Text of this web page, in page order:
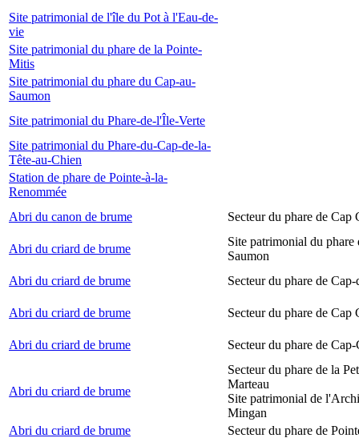
Site patrimonial de l'île du Pot à l'Eau-de-
vie
Site patrimonial du phare de la Pointe-
Mitis
Site patrimonial du phare du Cap-au-
Saumon
Site patrimonial du Phare-de-l'Île-Verte
Site patrimonial du Phare-du-Cap-de-la-
Tête-au-Chien
Station de phare de Pointe-à-la-
Renommée
Abri du canon de brume
Secteur du phare de Cap
Abri du criard de brume
Site patrimonial du phare
Saumon
Abri du criard de brume
Secteur du phare de Cap-
Abri du criard de brume Secteur du phare de Cap
Abri du criard de brume Secteur du phare de Cap-
Abri du criard de brume
Secteur du phare de la
Marteau
Site patrimonial de
Mingan
Abri du criard de brume
Secteur du phare de